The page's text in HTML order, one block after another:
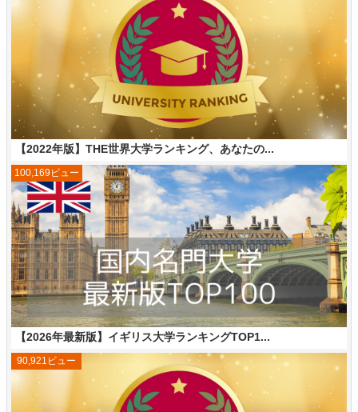
【2022年版】THE世界大学ランキング、あなたの...
【2026年最新版】イギリス大学ランキングTOP1...
100,169ビュー
90,921ビュー